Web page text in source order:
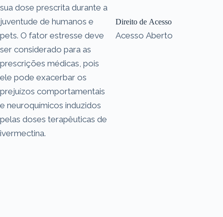
sua dose prescrita durante a
juventude de humanos e
pets. O fator estresse deve
ser considerado para as
prescrições médicas, pois
ele pode exacerbar os
prejuízos comportamentais
e neuroquímicos induzidos
pelas doses terapêuticas de
ivermectina.
Direito de Acesso
Acesso Aberto